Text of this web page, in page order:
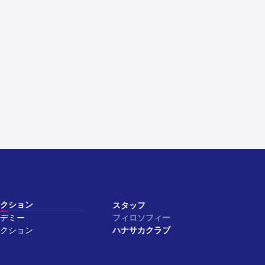
ション
ミー
ション
スタッフ
フィロソフィー
ハナサカクラブ